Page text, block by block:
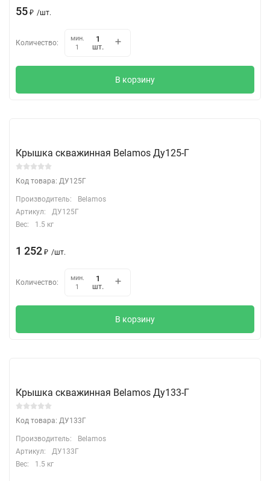
55 ₽ /шт.
Количество:
мин.
1
шт.
В корзину
Крышка скважинная Belamos Ду125-Г
Код товара: ДУ125Г
Производитель:
Belamos
Артикул:
ДУ125Г
Вес:
1.5 кг
1 252 ₽ /шт.
Количество:
мин.
1
шт.
В корзину
Крышка скважинная Belamos Ду133-Г
Код товара: ДУ133Г
Производитель:
Belamos
Артикул:
ДУ133Г
Вес:
1.5 кг